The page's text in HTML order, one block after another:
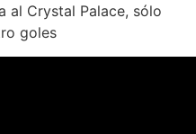
al Crystal Palace, sólo
goles